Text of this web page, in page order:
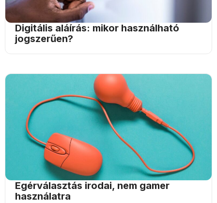
Digitális aláírás: mikor használható
jogszerűen?
Egérválasztás irodai, nem gamer
használatra